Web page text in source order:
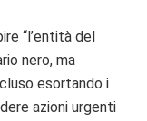
“l’entità del
nero, ma
esortando i
azioni urgenti